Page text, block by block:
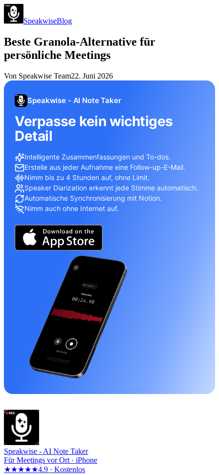
SpeakwiseBlog
Beste Granola-Alternative für
persönliche Meetings
Von Speakwise Team22. Juni 2026
Speakwise - AI Note Taker
Verpasse kein wichtiges
Detail
Intelligente Zusammenfassungen und To-dos.
Erstelle aus jeder Aufnahme eine Follow-up-E-Mail.
Nimm bis zu 4 Stunden auf, ohne Limit.
Speaker Diarization erkennt jede Stimme automatisch.
Automatische Synchronisierung mit Notion.
Nimm auch ohne Internet auf.
Speakwise - AI Note Taker
Für Meetings vor Ort · iPhone
★★★★★4.9 · Kostenlos